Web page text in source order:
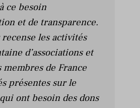
ce besoin
et de transparence.
les activités
d’associations et
de France
présentes sur le
ont besoin des dons